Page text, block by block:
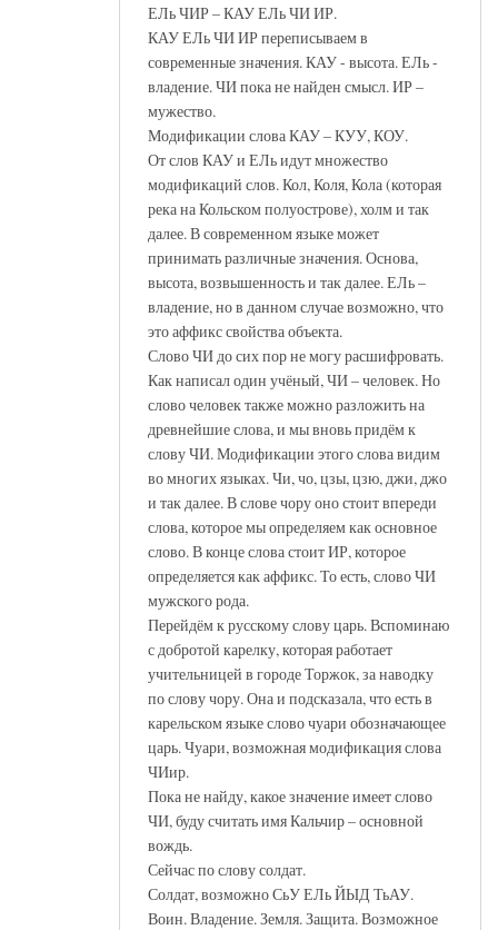
ЕЛь ЧИР – КАУ ЕЛь ЧИ ИР.
КАУ ЕЛь ЧИ ИР переписываем в
современные значения. КАУ - высота. ЕЛь -
владение. ЧИ пока не найден смысл. ИР –
мужество.
Модификации слова КАУ – КУУ, КОУ.
От слов КАУ и ЕЛь идут множество
модификаций слов. Кол, Коля, Кола (которая
река на Кольском полуострове), холм и так
далее. В современном языке может
принимать различные значения. Основа,
высота, возвышенность и так далее. ЕЛь –
владение, но в данном случае возможно, что
это аффикс свойства объекта.
Слово ЧИ до сих пор не могу расшифровать.
Как написал один учёный, ЧИ – человек. Но
слово человек также можно разложить на
древнейшие слова, и мы вновь придём к
слову ЧИ. Модификации этого слова видим
во многих языках. Чи, чо, цзы, цзю, джи, джо
и так далее. В слове чору оно стоит впереди
слова, которое мы определяем как основное
слово. В конце слова стоит ИР, которое
определяется как аффикс. То есть, слово ЧИ
мужского рода.
Перейдём к русскому слову царь. Вспоминаю
с добротой карелку, которая работает
учительницей в городе Торжок, за наводку
по слову чору. Она и подсказала, что есть в
карельском языке слово чуари обозначающее
царь. Чуари, возможная модификация слова
ЧИир.
Пока не найду, какое значение имеет слово
ЧИ, буду считать имя Кальчир – основной
вождь.
Сейчас по слову солдат.
Солдат, возможно СьУ ЕЛь ЙЫД ТьАУ.
Воин. Владение. Земля. Защита. Возможное